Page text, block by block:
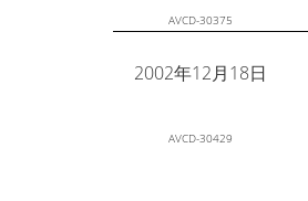
AVCD-30375
2002年12月18日
AVCD-30429